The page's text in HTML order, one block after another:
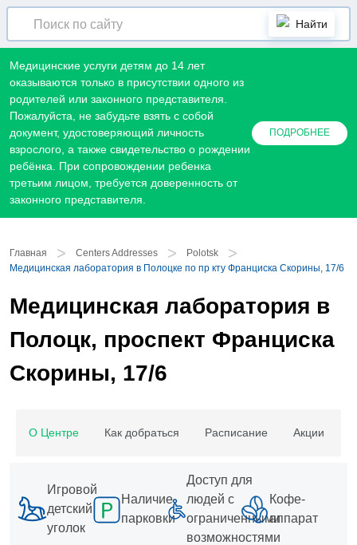
Найти
Медицинские услуги детям до 14 лет
оказываются только в присутствии одного из
родителей или законного представителя.
Пожалуйста, не забудьте взять с собой
документ, удостоверяющий личность
взрослого, а также свидетельство о рождении
ребёнка. При сопровождении ребенка
третьим лицом, требуется доверенность от
законного представителя.
ПОДРОБНЕЕ
Главная > Centers Addresses > Polotsk >
Медицинская лаборатория в Полоцке по пр кту Франциска Скорины, 17/6
Медицинская лаборатория в
Полоцк, проспект Франциска
Скорины, 17/6
О Центре Как добраться Расписание Акции
Игровой
детский
уголок
Наличие
парковки
Доступ для
людей с
ограниченными
возможностями
Кофе-
аппарат